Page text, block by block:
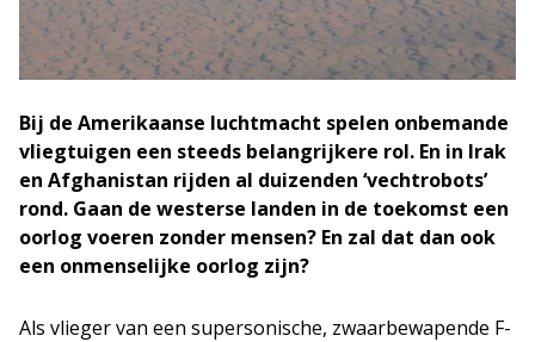
Bij de Amerikaanse luchtmacht spelen onbemande
vliegtuigen een steeds belangrijkere rol. En in Irak
en Afghanistan rijden al duizenden ‘vechtrobots’
rond. Gaan de westerse landen in de toekomst een
oorlog voeren zonder mensen? En zal dat dan ook
een onmenselijke oorlog zijn?
Als vlieger van een supersonische, zwaarbewapende F-